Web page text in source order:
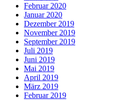
Februar 2020
Januar 2020
Dezember 2019
November 2019
September 2019
Juli 2019
Juni 2019
Mai 2019
April 2019
März 2019
Februar 2019